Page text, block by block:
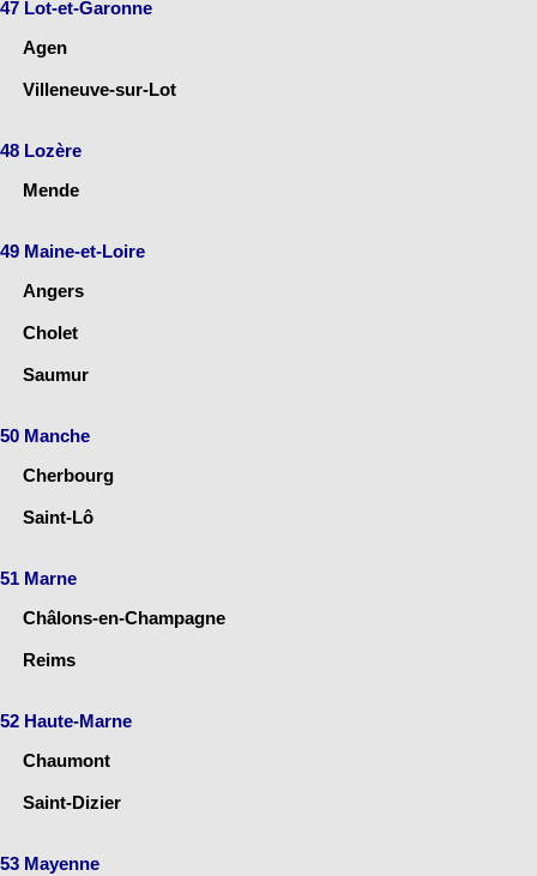
47 Lot-et-Garonne
Agen
Villeneuve-sur-Lot
48 Lozère
Mende
49 Maine-et-Loire
Angers
Cholet
Saumur
50 Manche
Cherbourg
Saint-Lô
51 Marne
Châlons-en-Champagne
Reims
52 Haute-Marne
Chaumont
Saint-Dizier
53 Mayenne